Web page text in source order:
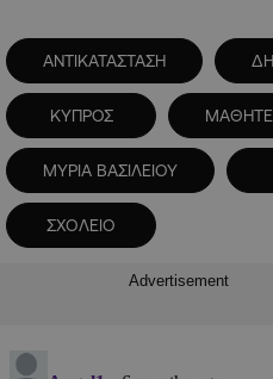
ΑΝΤΙΚΑΤΑΣΤΑΣΗ
ΚΥΠΡΟΣ
ΜΥΡΙΑ ΒΑΣΙΛΕΙΟΥ
ΣΧΟΛΕΙΟ
Advertisement